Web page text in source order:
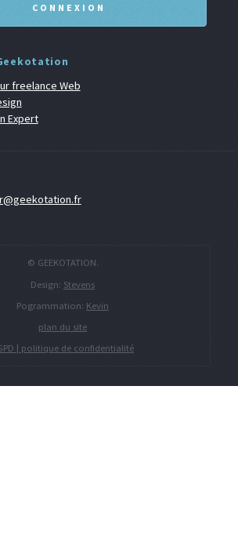
freelance Web
Expert
© GEEKOTATION.
Design: Stevens
Pogrammation: Kevin
plan du site
| politique de confidentialité